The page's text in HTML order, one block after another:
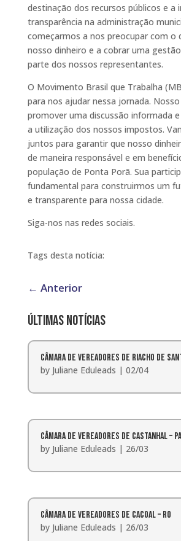
destinação dos recursos públicos e a
transparência na administração
começarmos a nos preocupar com o
nosso dinheiro e a cobrar uma
parte dos nossos representantes.
O Movimento Brasil que Trabalha
para nos ajudar nessa jornada.
promover uma discussão informada
a utilização dos nossos impostos.
juntos para garantir que nosso
de maneira responsável e em
população de Ponta Porã. Sua
fundamental para construirmos um
e transparente para nossa cidade.
Siga-nos nas redes sociais.
Tags desta notícia:
← Anterior
Últimas notícias
Câmara de Vereadores de Riacho de
by Juliane Eduleads | 02/04
Câmara de Vereadores de Castanhal – PA
by Juliane Eduleads | 26/03
Câmara de Vereadores de Cacoal – RO
by Juliane Eduleads | 26/03